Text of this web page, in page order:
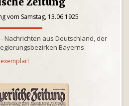
vom Samstag, 13.06.1925
Nachrichten aus Deutschland, der
Bayerns